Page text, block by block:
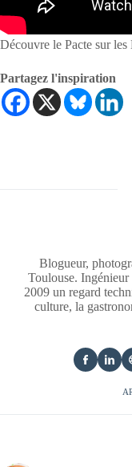
Découvre le Pacte sur
Partagez l'inspiration
Blogueur,
Toulouse.
2009 un regard
culture, la